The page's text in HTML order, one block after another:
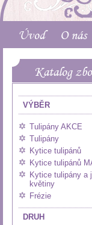
Úvod O nás
Katalog
VÝBĚR
Tulipány AKCE
Tulipány
Kytice tulipánů
Kytice tulipánů
Kytice tulipány a
květiny
Frézie
DRUH